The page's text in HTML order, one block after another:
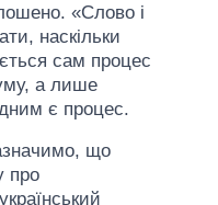
«Слово і
наскільки
сам процес
а лише
є процес.
що
про